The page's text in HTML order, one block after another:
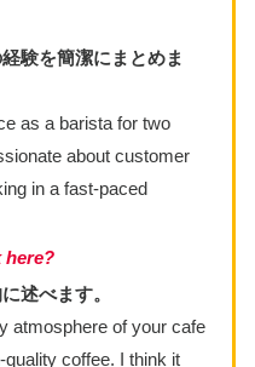
験を簡潔にまとめま
as a barista for two
about customer
in a fast-paced
here?
述べます。
atmosphere of your cafe
coffee. I think it